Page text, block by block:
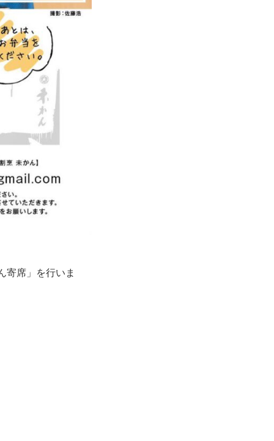
寄席」を行いま